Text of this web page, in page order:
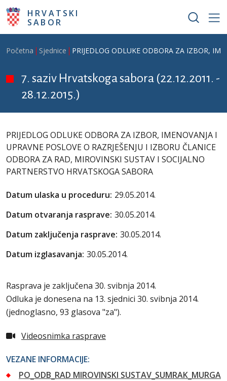
Skoči na glavni sadržaj
HRVATSKI
SABOR
Breadcrumb
Početna Sjednice PRIJEDLOG ODLUKE ODBORA ZA IZBOR,
7. saziv Hrvatskoga sabora (22.12.2011. -
28.12.2015.)
PRIJEDLOG ODLUKE ODBORA ZA IZBOR, IMENOVANJA I
UPRAVNE POSLOVE O RAZRJEŠENJU I IZBORU ČLANICE
ODBORA ZA RAD, MIROVINSKI SUSTAV I SOCIJALNO
PARTNERSTVO HRVATSKOGA SABORA
Datum ulaska u proceduru: 29.05.2014.
Datum otvaranja rasprave: 30.05.2014.
Datum zaključenja rasprave: 30.05.2014.
Datum izglasavanja: 30.05.2014.
Rasprava je zaključena 30. svibnja 2014.
Odluka je donesena na 13. sjednici 30. svibnja 2014.
(jednoglasno, 93 glasova "za").
Videosnimka rasprave
VEZANE INFORMACIJE:
PO_ODB_RAD MIROVINSKI SUSTAV_SUMRAK_MURGA